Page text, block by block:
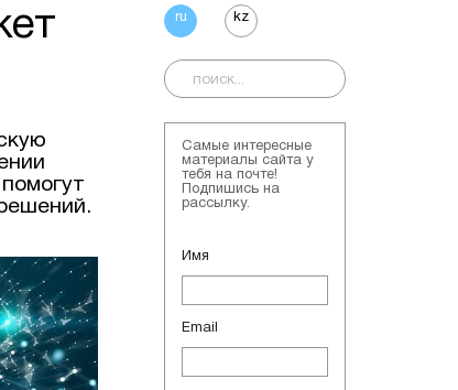
ru kz
Самые интересные
материалы сайта у
тебя на почте!
Подпишись на
рассылку.
Имя
Email